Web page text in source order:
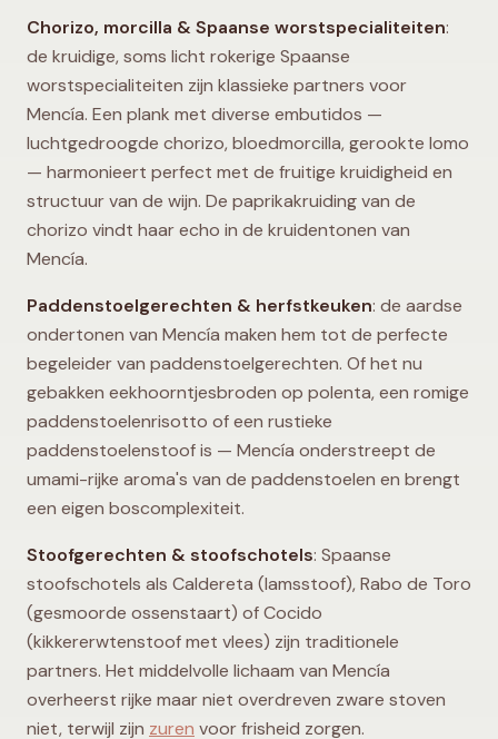
Chorizo, morcilla & Spaanse worstspecialiteiten:
de kruidige, soms licht rokerige Spaanse
worstspecialiteiten zijn klassieke partners voor
Mencía. Een plank met diverse embutidos —
luchtgedroogde chorizo, bloedmorcilla, gerookte lomo
— harmonieert perfect met de fruitige kruidigheid en
structuur van de wijn. De paprikakruiding van de
chorizo vindt haar echo in de kruidentonen van
Mencía.
Paddenstoelgerechten & herfstkeuken: de aardse
ondertonen van Mencía maken hem tot de perfecte
begeleider van paddenstoelgerechten. Of het nu
gebakken eekhoorntjesbroden op polenta, een romige
paddenstoelenrisotto of een rustieke
paddenstoelenstoof is — Mencía onderstreept de
umami-rijke aroma's van de paddenstoelen en brengt
een eigen boscomplexiteit.
Stoofgerechten & stoofschotels: Spaanse
stoofschotels als Caldereta (lamsstoof), Rabo de Toro
(gesmoorde ossenstaart) of Cocido
(kikkererwtenstoof met vlees) zijn traditionele
partners. Het middelvolle lichaam van Mencía
overheerst rijke maar niet overdreven zware stoven
niet, terwijl zijn zuren voor frisheid zorgen.